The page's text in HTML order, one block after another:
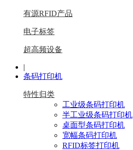
有源RFID产品
电子标签
超高频设备
|
条码打印机
特性归类
工业级条码打印机
半工业级条码打印机
桌面型条码打印机
宽幅条码打印机
RFID标签打印机